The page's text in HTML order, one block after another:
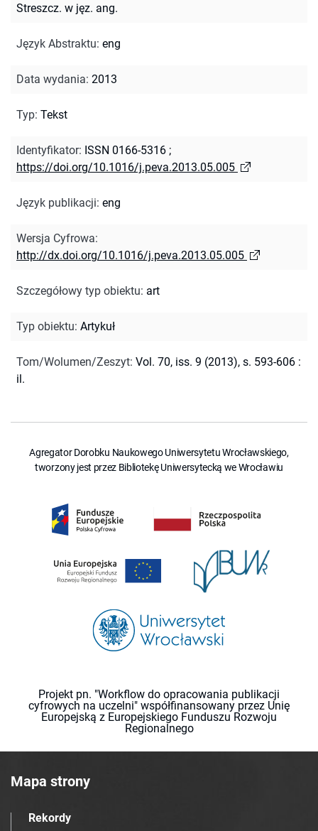
Streszcz. w jęz. ang.
Język Abstraktu: eng
Data wydania: 2013
Typ: Tekst
Identyfikator: ISSN 0166-5316 ;
https://doi.org/10.1016/j.peva.2013.05.005
Język publikacji: eng
Wersja Cyfrowa:
http://dx.doi.org/10.1016/j.peva.2013.05.005
Szczegółowy typ obiektu: art
Typ obiektu: Artykuł
Tom/Wolumen/Zeszyt: Vol. 70, iss. 9 (2013), s. 593-606 :
il.
Agregator Dorobku Naukowego Uniwersytetu Wrocławskiego,
tworzony jest przez Bibliotekę Uniwersytecką we Wrocławiu
Projekt pn. "Workflow do opracowania publikacji
cyfrowych na uczelni" współfinansowany przez Unię
Europejską z Europejskiego Funduszu Rozwoju
Regionalnego
Mapa strony
Rekordy